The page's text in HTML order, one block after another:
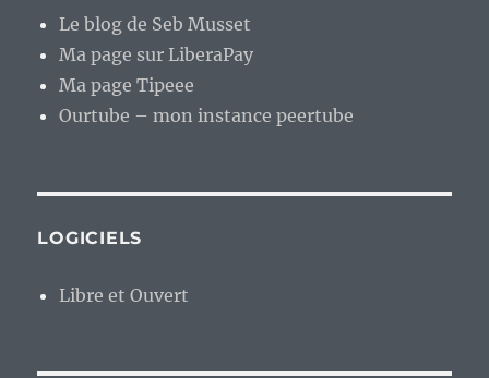
Le blog de Seb Musset
Ma page sur LiberaPay
Ma page Tipeee
Ourtube – mon instance peertube
LOGICIELS
Libre et Ouvert